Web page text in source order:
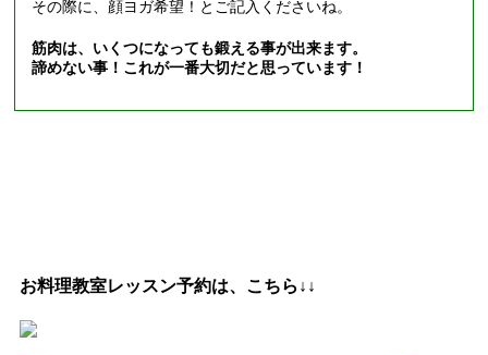
その際に、顔ヨガ希望！とご記入くださいね。
筋肉は、いくつになっても鍛える事が出来ます。
諦めない事！これが一番大切だと思っています！
お料理教室レッスン予約は、こちら↓↓